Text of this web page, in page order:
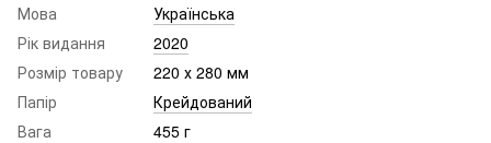
Мова
Українська
Рік видання
2020
Розмір товару
220 х 280 мм
Папір
Крейдований
Вага
455 г